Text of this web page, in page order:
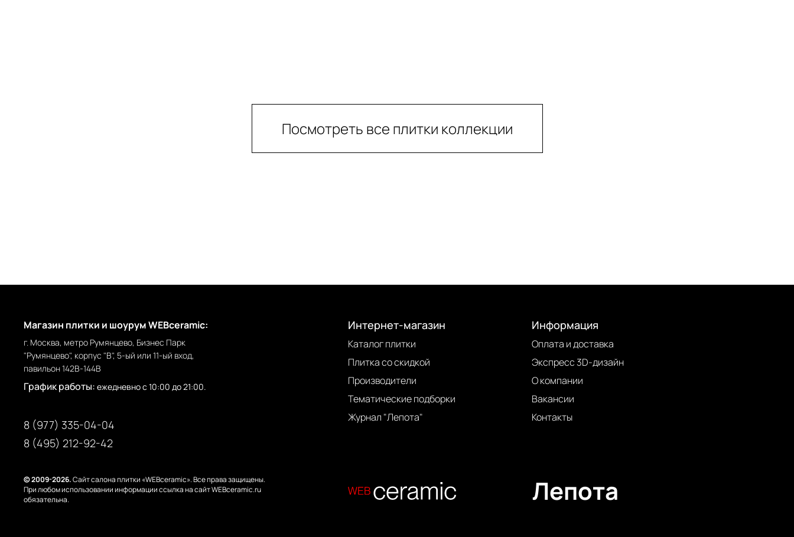
Посмотреть все плитки коллекции
Магазин плитки и шоурум WEBceramic:
г. Москва, метро Румянцево, Бизнес Парк
"Румянцево", корпус "В", 5-ый или 11-ый вход,
павильон 142В-144В
График работы: ежедневно с 10:00 до 21:00.
8 (977) 335-04-04
8 (495) 212-92-42
Интернет-магазин
Каталог плитки
Плитка со скидкой
Производители
Тематические подборки
Журнал "Лепота"
Информация
Оплата и доставка
Экспресс 3D-дизайн
О компании
Вакансии
Контакты
© 2009-2026.Сайт салона плитки «WEBceramic». Все права защищены.
При любом использовании информации ссылка на сайт WEBceramic.ru
обязательна.
Лепота